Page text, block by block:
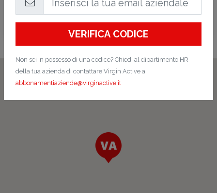
VERIFICA CODICE
Non sei in possesso di una codice? Chiedi al dipartimento HR
della tua azienda di contattare Virgin Active a
abbonamentiaziende@virginactive.it
Tutte le attività termineranno 30 minuti prima dell'orario di